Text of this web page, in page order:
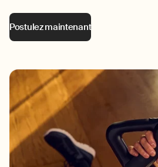
Postulez maintenant